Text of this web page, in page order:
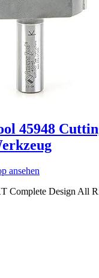
45948
ansehen
Complete Design All